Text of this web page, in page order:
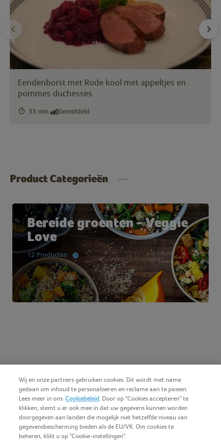
Eendenborst met Rode kool met appeltjes en
pommes duchesses
35 min. Gemiddeld
Product Categorieën
Bereide groenten - Veggie
Love
12 Producten
Wij en onze partners gebruiken cookies. Dit wordt met name
gedaan om inhoud te personaliseren en reclame aan te passen.
Lees meer in ons Cookiebeleid. Door op "Cookies accepteren" te
klikken, stemt u er ook mee in dat uw gegevens kunnen worden
doorgegeven aan landen die mogelijk niet hetzelfde niveau van
gegevensbescherming bieden als de EU/VK. Om cookies te
beheren, klikt u op "Cookie-instellingen".